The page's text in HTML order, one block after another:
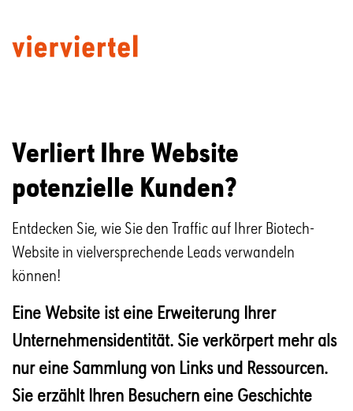
Verliert Ihre Website
potenzielle Kunden?
Entdecken Sie, wie Sie den Traffic auf Ihrer Biotech-
Website in vielversprechende Leads verwandeln
können!
Eine Website ist eine Erweiterung Ihrer
Unternehmensidentität. Sie verkörpert mehr als
nur eine Sammlung von Links und Ressourcen.
Sie erzählt Ihren Besuchern eine Geschichte